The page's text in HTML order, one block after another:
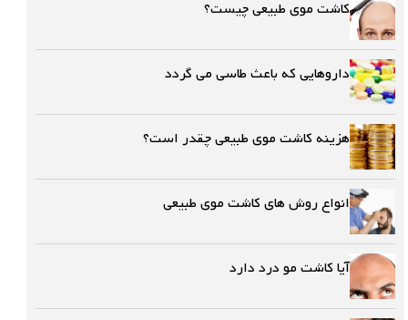
کاشت موی طبیعی چیست؟
داروهایی که باعث طاسی می گردد
هزینه کاشت موی طبیعی چقدر است؟
انواع روش های کاشت موی طبیعی
آیا کاشت مو درد دارد